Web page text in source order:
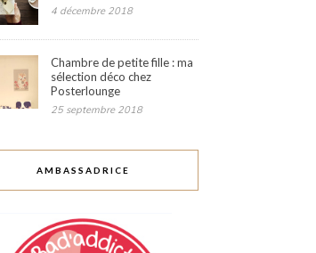
4 décembre 2018
Chambre de petite fille : ma
sélection déco chez
Posterlounge
25 septembre 2018
AMBASSADRICE